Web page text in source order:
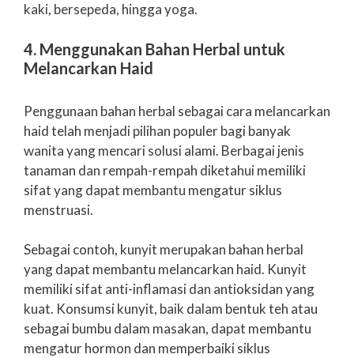
kaki, bersepeda, hingga yoga.
4. Menggunakan Bahan Herbal untuk
Melancarkan Haid
Penggunaan bahan herbal sebagai cara melancarkan
haid telah menjadi pilihan populer bagi banyak
wanita yang mencari solusi alami. Berbagai jenis
tanaman dan rempah-rempah diketahui memiliki
sifat yang dapat membantu mengatur siklus
menstruasi.
Sebagai contoh, kunyit merupakan bahan herbal
yang dapat membantu melancarkan haid. Kunyit
memiliki sifat anti-inflamasi dan antioksidan yang
kuat. Konsumsi kunyit, baik dalam bentuk teh atau
sebagai bumbu dalam masakan, dapat membantu
mengatur hormon dan memperbaiki siklus